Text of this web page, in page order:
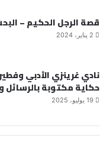
قصة الرجل الحكيم –
2 يناير، 2024
نادي غرينزي الأدبي
حكاية مكتوبة بالرسائل
19 يوليو، 2025